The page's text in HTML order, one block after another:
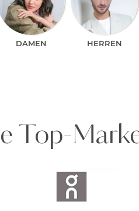
DAMEN HERREN
Top-